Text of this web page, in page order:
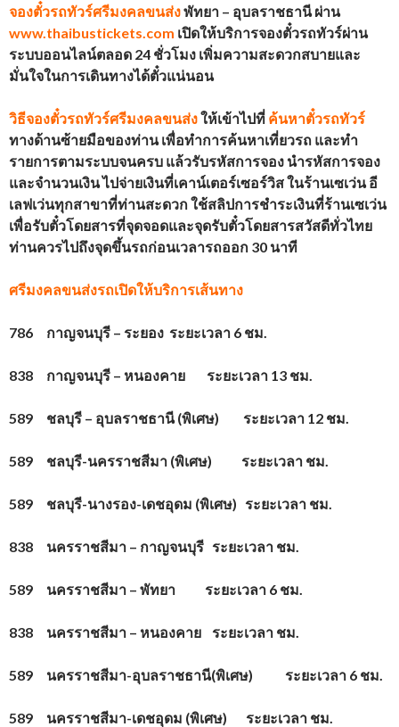
จองตั๋วรถทัวร์ศรีมงคลขนส่งพัทยา – อุบลราชธานี ผ่าน
www.thaibustickets.com เปิดให้บริการจองตั๋วรถทัวร์ผ่าน
ระบบออนไลน์ตลอด 24 ชั่วโมง เพิ่มความสะดวกสบายและ
มั่นใจในการเดินทางได้ตั๋วแน่นอน
วิธีจองตั๋วรถทัวร์ศรีมงคลขนส่งให้เข้าไปที่ ค้นหาตั๋วรถทัวร์
ทางด้านซ้ายมือของท่าน เพื่อทำการค้นหาเที่ยวรถ และทำ
รายการตามระบบจนครบ แล้วรับรหัสการจอง นำรหัสการจอง
และจำนวนเงิน ไปจ่ายเงินที่เคาน์เตอร์เซอร์วิส ในร้านเซเว่น อี
เลฟเว่นทุกสาขาที่ท่านสะดวก ใช้สลิปการชำระเงินที่ร้านเซเว่น
เพื่อรับตั๋วโดยสารที่จุดจอดและจุดรับตั๋วโดยสารสวัสดีทั่วไทย
ท่านควรไปถึงจุดขึ้นรถก่อนเวลารถออก 30 นาที
ศรีมงคลขนส่งรถเปิดให้บริการเส้นทาง
786 กาญจนบุรี – ระยอง ระยะเวลา 6 ชม.
838 กาญจนบุรี – หนองคาย ระยะเวลา 13 ชม.
589 ชลบุรี – อุบลราชธานี (พิเศษ) ระยะเวลา 12 ชม.
589 ชลบุรี-นครราชสีมา (พิเศษ) ระยะเวลา ชม.
589 ชลบุรี-นางรอง-เดชอุดม (พิเศษ) ระยะเวลา ชม.
838 นครราชสีมา – กาญจนบุรี ระยะเวลา ชม.
589 นครราชสีมา – พัทยา ระยะเวลา 6 ชม.
838 นครราชสีมา – หนองคาย ระยะเวลา ชม.
589 นครราชสีมา-อุบลราชธานี(พิเศษ) ระยะเวลา 6 ชม.
589 นครราชสีมา-เดชอุดม (พิเศษ) ระยะเวลา ชม.